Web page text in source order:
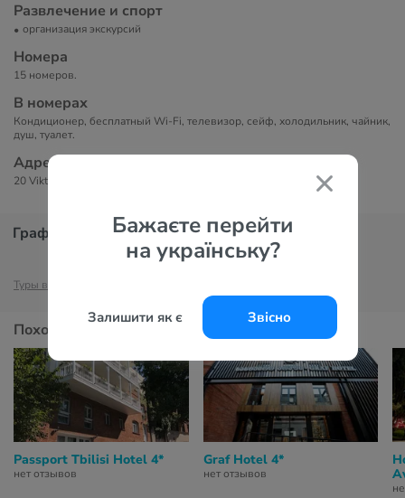
Бажаєте перейти
на українську?
Залишити як є Звісно
Развлечение и спорт
организация экскурсий
Номера
15 номеров.
В номерах
Кондиционер, бесплатный Wi-Fi, телевизор, сейф, холодильник, чайник,
душ, туалет.
Адрес
20 Viktor Jorbenadze Street, 0103 Тбилиси, Грузия
График цен
Туры в Тбилиси
Похожие отели
Passport Tbilisi Hotel 4*
нет отзывов
Graf Hotel 4*
нет отзывов